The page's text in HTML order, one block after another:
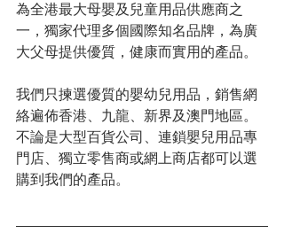
為全港最大母嬰及兒童用品供應商之
一，獨家代理多個國際知名品牌，為廣
大父母提供優質，健康而實用的產品。
我們只揀選優質的嬰幼兒用品，銷售網
絡遍佈香港、九龍、新界及澳門地區。
不論是大型百貨公司、連鎖嬰兒用品專
門店、獨立零售商或網上商店都可以選
購到我們的產品。